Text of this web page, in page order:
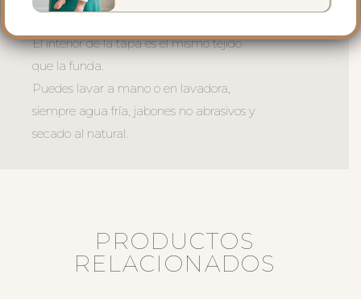
El interior de la tapa es el mismo tejido
que la funda.
Puedes lavar a mano o en lavadora,
siempre agua fría, jabones no abrasivos y
secado al natural.
PRODUCTOS
RELACIONADOS